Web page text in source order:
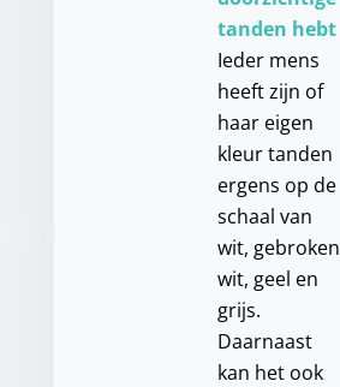
tanden hebt
Ieder mens
heeft zijn of
haar eigen
kleur tanden
ergens op de
schaal van
wit, gebroken
wit, geel en
grijs.
Daarnaast
kan het ook